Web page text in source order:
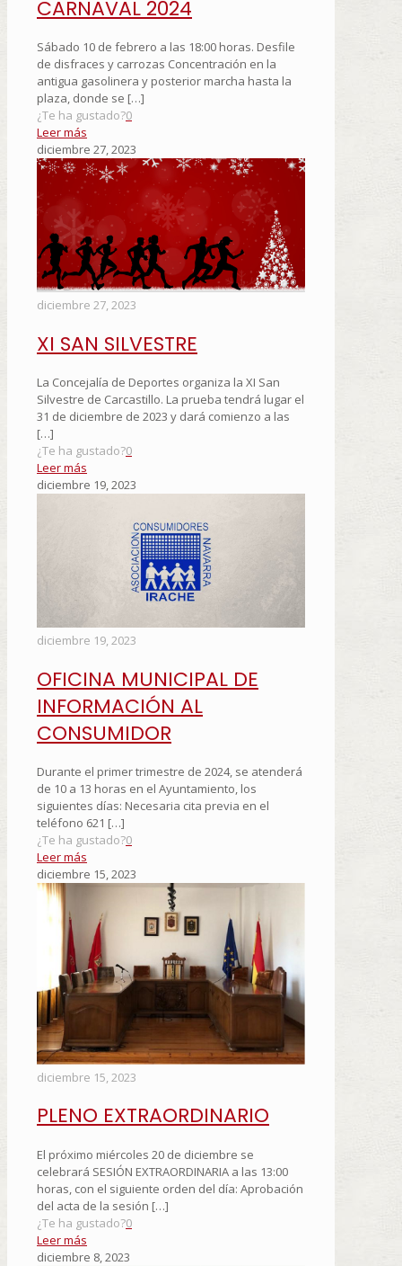
CARNAVAL 2024
Sábado 10 de febrero a las 18:00 horas. Desfile
de disfraces y carrozas Concentración en la
antigua gasolinera y posterior marcha hasta la
plaza, donde se […]
¿Te ha gustado?0
Leer más
diciembre 27, 2023
diciembre 27, 2023
XI SAN SILVESTRE
La Concejalía de Deportes organiza la XI San
Silvestre de Carcastillo. La prueba tendrá lugar el
31 de diciembre de 2023 y dará comienzo a las
[…]
¿Te ha gustado?0
Leer más
diciembre 19, 2023
diciembre 19, 2023
OFICINA MUNICIPAL DE
INFORMACIÓN AL
CONSUMIDOR
Durante el primer trimestre de 2024, se atenderá
de 10 a 13 horas en el Ayuntamiento, los
siguientes días: Necesaria cita previa en el
teléfono 621 […]
¿Te ha gustado?0
Leer más
diciembre 15, 2023
diciembre 15, 2023
PLENO EXTRAORDINARIO
El próximo miércoles 20 de diciembre se
celebrará SESIÓN EXTRAORDINARIA a las 13:00
horas, con el siguiente orden del día: Aprobación
del acta de la sesión […]
¿Te ha gustado?0
Leer más
diciembre 8, 2023